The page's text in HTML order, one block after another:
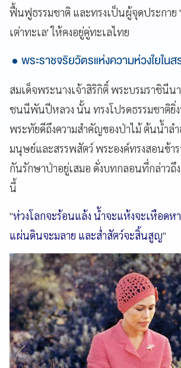
ฟื้นฟูธรรมชาติ และทรงเป็นผู้จุดประกา
เต่าทะเล' ให้คงอยู่คู่ทะเลไทย
พระราชจริยวัตรแห่งความห่วงใยใน
สมเด็จพระนางเจ้าสิริกิติ์ พระบรมราชินีน
ชนนีพันปีหลวง นั้น ทรงโปรดธรรมชาติยิ่ง
พระทัยดีถึงความสำคัญของป่าไม้ ต้นน้ำล
มนุษย์และสรรพสัตว์ พระองค์ทรงสอนข้า
กันรักษาป่าอยู่เสมอ ดั่งบทกลอนที่กล่าว
นี้
"ห่วงโลกจะร้อนแล้ง น้ำจะแห้งจะเหือดห
แผ่นดินจะมลาย และส่ำสัตว์จะสิ้นสูญ"